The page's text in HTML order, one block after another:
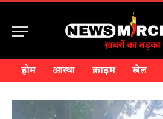
होम आस्था क्राइम खेल